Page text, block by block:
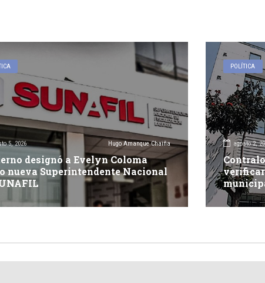
5, 2026 Hugo Amanque Chaiña
designó a Evelyn Coloma
nueva Superintendente Nacional
POLÍTICA
agosto 2,
ante